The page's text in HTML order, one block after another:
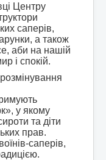
Центру
саперів,
а також
аби на нашій
і спокій.
у якому
та діти
прав.
саперів,